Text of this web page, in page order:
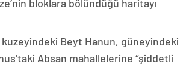
bloklara bölündüğü haritayı
kuzeyindeki Beyt Hanun, güneyindeki
Absan mahallelerine “şiddetli